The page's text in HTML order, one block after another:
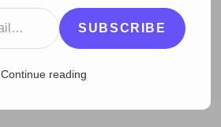
> 24 > Carti > Remix – Lawrence Lessig
SUBSCRIBE
Continue reading